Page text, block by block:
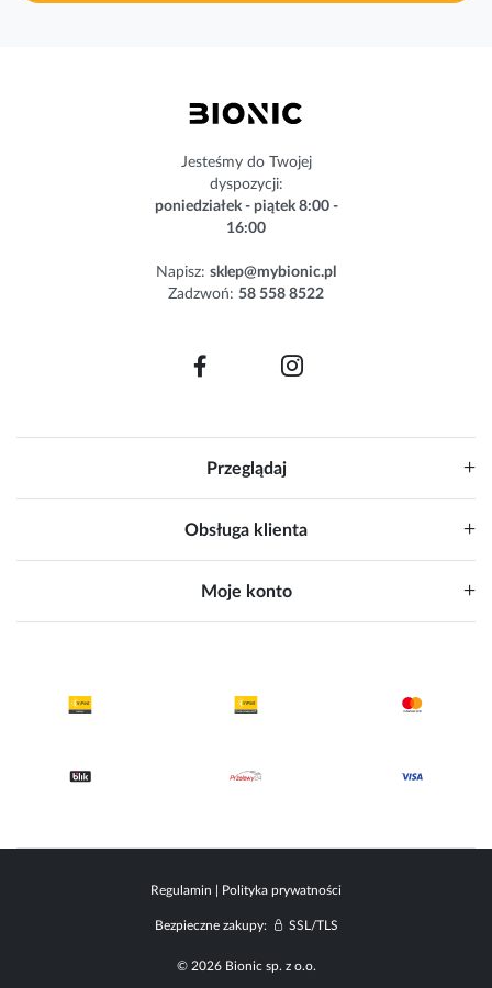
Jesteśmy do Twojej
dyspozycji:
poniedziałek - piątek 8:00 -
16:00
Napisz: sklep@mybionic.pl
Zadzwoń: 58 558 8522
Przeglądaj
Obsługa klienta
Moje konto
Regulamin Polityka prywatności
Bezpieczne zakupy: SSL/TLS
© 2026 Bionic sp. z o.o.